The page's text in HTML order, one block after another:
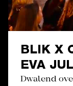
BLIK X
EVA
Dwalend